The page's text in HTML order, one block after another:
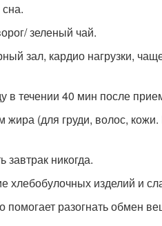
зеленый чай.
зал, кардио нагрузки,
в течении 40 мин после
жира (для груди, волос,
завтрак никогда.
хлебобулочных изделий и
помогает разогнать обмен